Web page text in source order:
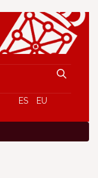
ES EU